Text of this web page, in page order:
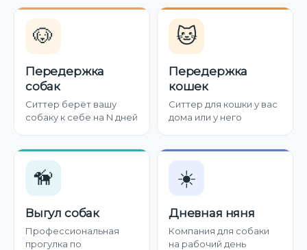
🐶
Передержка
собак
Ситтер берёт вашу
собаку к себе на N дней
🐱
Передержка
кошек
Ситтер для кошки у вас
дома или у него
🦮
Выгул собак
Профессиональная
прогулка по
☀️
Дневная няня
Компания для собаки
на рабочий день